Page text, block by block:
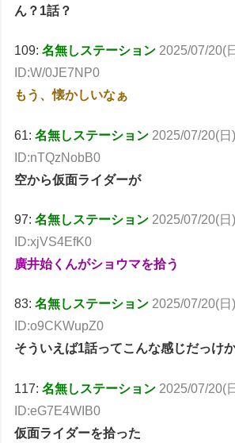
ん？1話？
109:名無しステーション 2025/07/20(
ID:W/0JE7NP0
もう、懐かしいなぁ
61:名無しステーション 2025/07/20(
ID:nTQzNobB0
空から仮面ライダーが
97:名無しステーション 2025/07/20(
ID:xjVS4EfK0
廣井始くんがショウマを拾う
83:名無しステーション 2025/07/20(
ID:o9CKWupZ0
そういえば1話ってこんな感じだっけ
117:名無しステーション 2025/07/20(
ID:eG7E4WIB0
仮面ライダーを拾った